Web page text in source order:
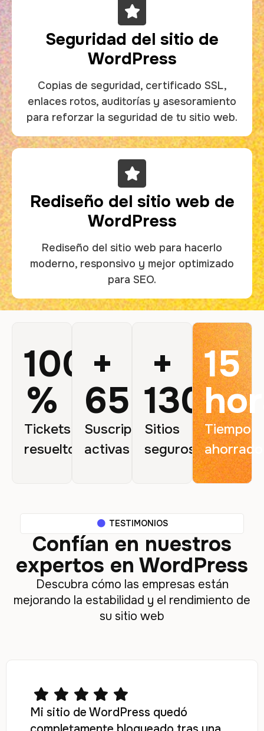
Seguridad del sitio de
WordPress
Copias de seguridad, certificado SSL,
enlaces rotos, auditorías y asesoramiento
para reforzar la seguridad de tu sitio web.
Rediseño del sitio web de
WordPress
Rediseño del sitio web para hacerlo
moderno, responsivo y mejor optimizado
para SEO.
100
%
Tickets
resueltos
+
65
Suscripciones
activas
+
130
Sitios
seguros
15
Tiempo
ahorrado
TESTIMONIOS
Confían en nuestros
expertos en WordPress
Descubra cómo las empresas están
mejorando la estabilidad y el rendimiento de
su sitio web
Mi sitio de WordPress quedó